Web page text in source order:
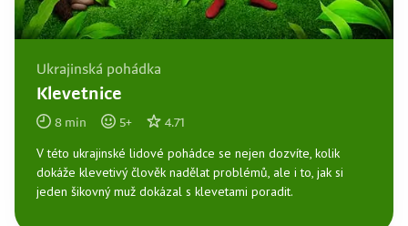
Ukrajinská pohádka
Klevetnice
8 min 5+ 4.71
V této ukrajinské lidové pohádce se nejen dozvíte, kolik
dokáže klevetivý člověk nadělat problémů, ale i to, jak si
jeden šikovný muž dokázal s klevetami poradit.